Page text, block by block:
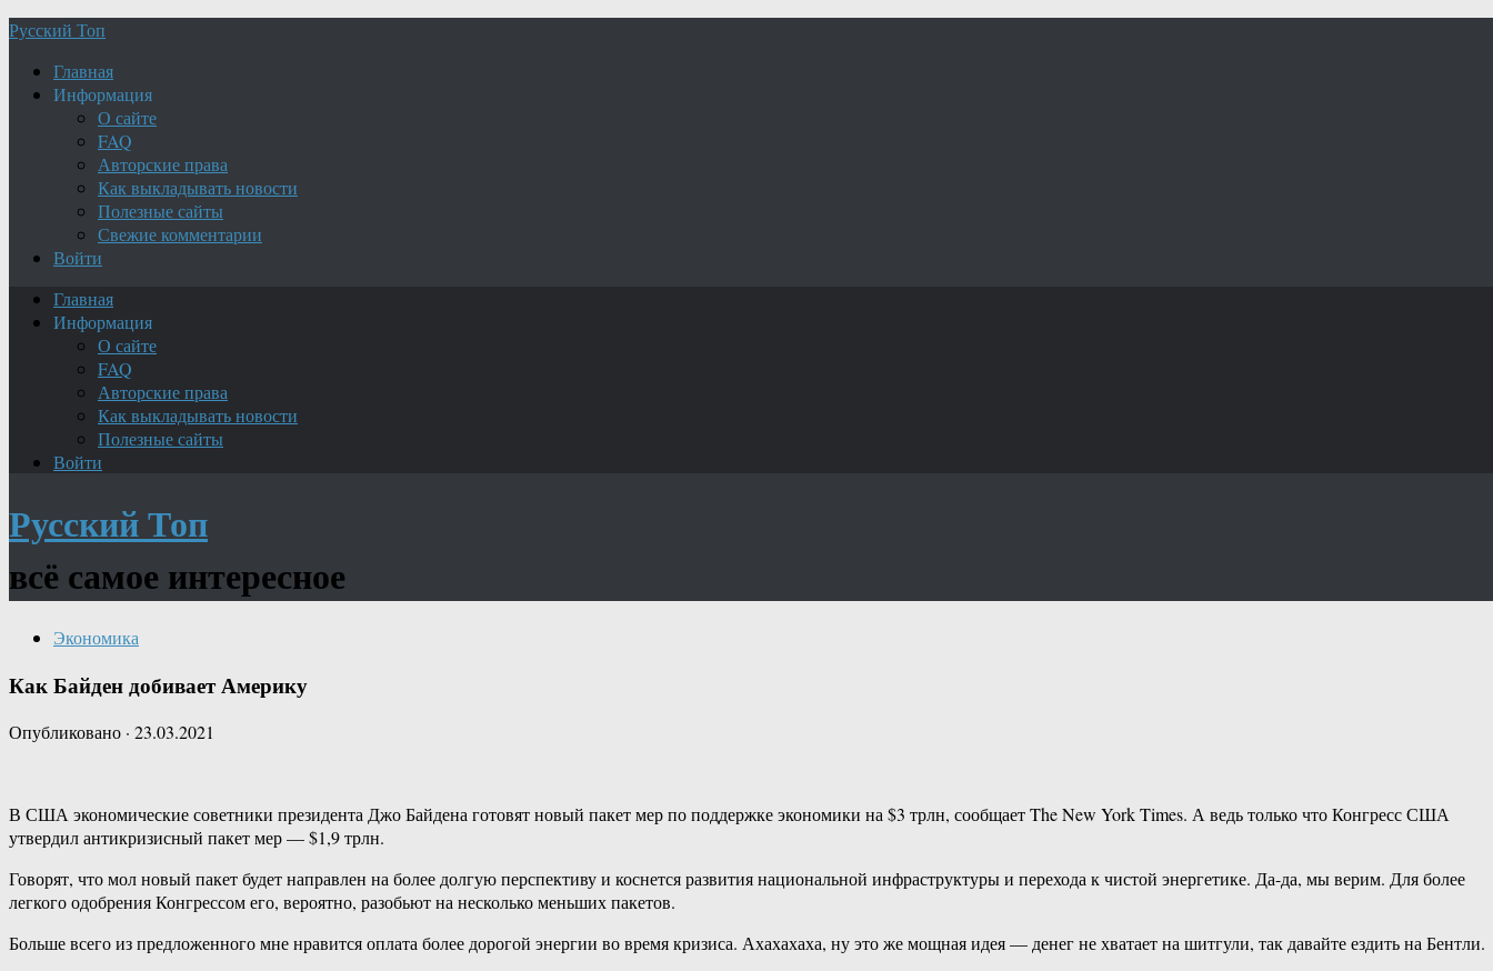
Русский Топ
Главная
Информация
О сайте
FAQ
Авторские права
Как выкладывать новости
Полезные сайты
Свежие комментарии
Войти
Главная
Информация
О сайте
FAQ
Авторские права
Как выкладывать новости
Полезные сайты
Войти
Русский Топ
всё самое интересное
Экономика
Как Байден добивает Америку
Опубликовано · 23.03.2021
В США экономические советники президента Джо Байдена готовят новый пакет мер по поддержке экономики на $3 трлн, сообщает The New York Times. А ведь только что Конгресс США
утвердил антикризисный пакет мер — $1,9 трлн.
Говорят, что мол новый пакет будет направлен на более долгую перспективу и коснется развития национальной инфраструктуры и перехода к чистой энергетике. Да-да, мы верим. Для более
легкого одобрения Конгрессом его, вероятно, разобьют на несколько меньших пакетов.
Больше всего из предложенного мне нравится оплата более дорогой энергии во время кризиса. Ахахахаха, ну это же мощная идея — денег не хватает на шитгули, так давайте ездить на Бентли.